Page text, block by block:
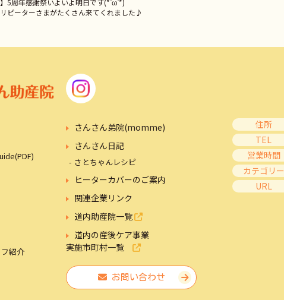
】5周年感謝祭いよいよ明日です(*’ω’*)
リピーターさまがたくさん来てくれました♪
紹介
さんさん弟院(momme)
さんさん日記
さとちゃんレシピ
ヒーターカバーのご案内
関連企業リンク
道内助産院一覧
道内の産後ケア事業
実施市町村一覧
お問い合わせ
住所
TEL
営業時間
カテゴリー
URL